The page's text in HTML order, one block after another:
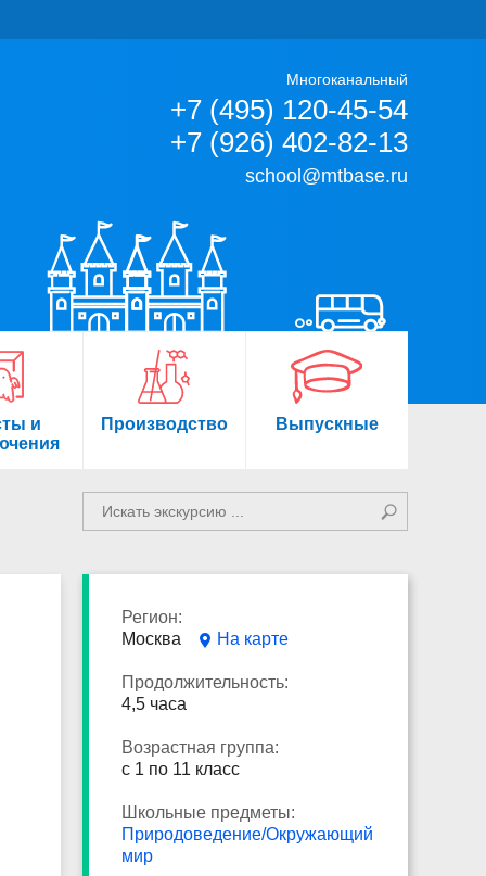
Многоканальный
+7 (495) 120-45-54
+7 (926) 402-82-13
school@mtbase.ru
и
Производство Выпускные
Регион:
Москва
На карте
Продолжительность:
4,5 часа
Возрастная группа:
с 1 по 11 класс
Школьные предметы:
Природоведение/Окружающий
мир